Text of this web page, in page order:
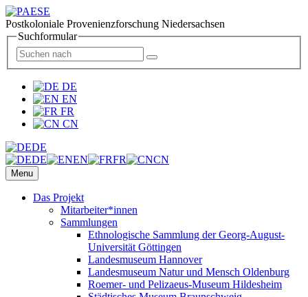
Postkoloniale Provenienzforschung Niedersachsen
Suchformular
DE
EN
FR
CN
DE
DE
EN FR CN
Menu
Das Projekt
Mitarbeiter*innen
Sammlungen
Ethnologische Sammlung der Georg-August-
Universität Göttingen
Landesmuseum Hannover
Landesmuseum Natur und Mensch Oldenburg
Roemer- und Pelizaeus-Museum Hildesheim